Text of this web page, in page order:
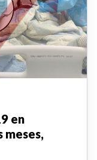
en
meses,